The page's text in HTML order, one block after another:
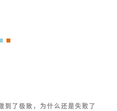
■
到了极致，为什么还是失败了